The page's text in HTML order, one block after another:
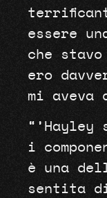
essere
che
ero
mi aveva
i
è una
sentita